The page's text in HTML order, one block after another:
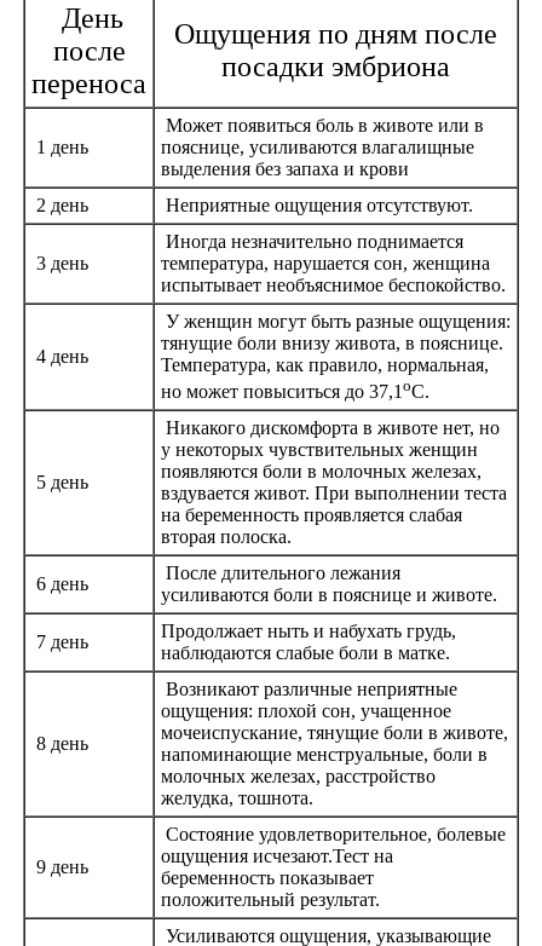
День
после
переноса
Ощущения по дням после
посадки эмбриона
1 день
Может появиться боль в животе или в
пояснице, усиливаются влагалищные
выделения без запаха и крови
2 день
Неприятные ощущения отсутствуют.
3 день
Иногда незначительно поднимается
температура, нарушается сон, женщина
испытывает необъяснимое беспокойство.
4 день
У женщин могут быть разные ощущения:
тянущие боли внизу живота, в пояснице.
Температура, как правило, нормальная,
но может повыситься до 37,1 оС.
5 день
Никакого дискомфорта в животе нет, но
у некоторых чувствительных женщин
появляются боли в молочных железах,
вздувается живот. При выполнении теста
на беременность проявляется слабая
вторая полоска.
6 день
После длительного лежания
усиливаются боли в пояснице и животе.
7 день
Продолжает ныть и набухать грудь,
наблюдаются слабые боли в матке.
8 день
Возникают различные неприятные
ощущения: плохой сон, учащенное
мочеиспускание, тянущие боли в животе,
напоминающие менструальные, боли в
молочных железах, расстройство
желудка, тошнота.
9 день
Состояние удовлетворительное, болевые
ощущения исчезают.Тест на
беременность показывает
положительный результат.
Усиливаются ощущения, указывающие